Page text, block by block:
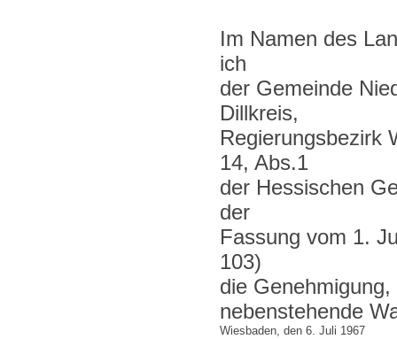
Im Namen des
ich
der Gemeinde
Dillkreis,
Regierungsbezirk
14, Abs.1
der Hessischen
der
Fassung vom 1.
103)
die Genehmigung,
nebenstehende
Wiesbaden, den 6. Juli 1967